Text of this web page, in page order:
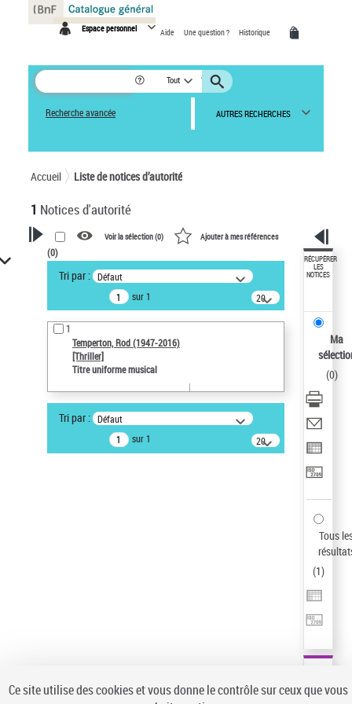
Espace personnel Aide Une question ? Historique
Tout
Recherche avancée AUTRES RECHERCHES
Accueil Liste de notices d’autorité
1 Notices d'autorité
VOTRE RECHERCHE
Recherche avancée dans les
notices d’autorité
Œuvres liées à l'auteur :
Temperton, Rod (1947-2016)
Sauvegarder votre recherche
AFFINER
Type de notice d'autorité
Voir la sélection (0) Ajouter à mes références
(0)
Tri par : Défaut
sur 1
20
résultats/page
1
Temperton, Rod (1947-2016)
[Thriller]
Titre uniforme musical
Tri par : Défaut
sur 1
20
résultats/page
RÉCUPÉRER
LES
NOTICES
Ma
(0)
Tous
(1)
Panneau de gestion des cookies
Ce site utilise des cookies et vous donne le contrôle sur ceux que vous